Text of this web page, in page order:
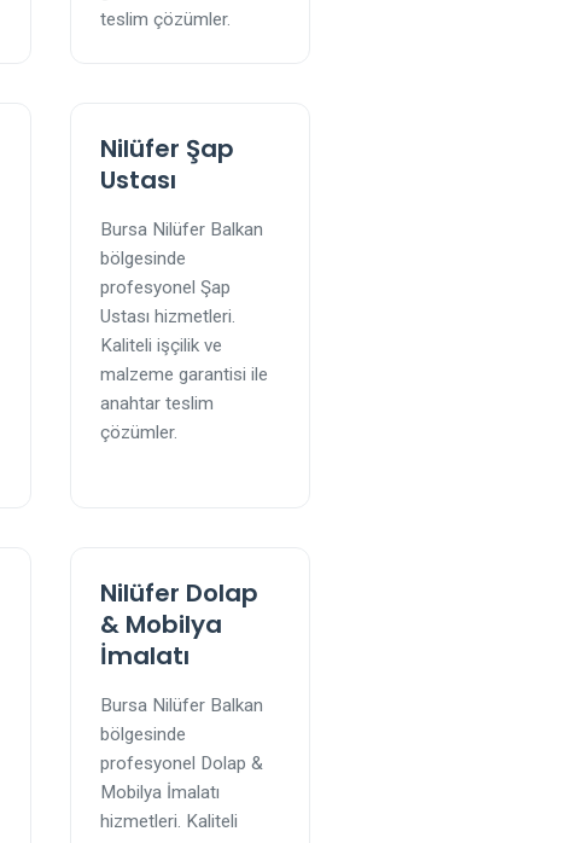
teslim çözümler.
Nilüfer Şap
Ustası
Bursa Nilüfer Balkan
bölgesinde
profesyonel Şap
Ustası hizmetleri.
Kaliteli işçilik ve
malzeme garantisi ile
anahtar teslim
çözümler.
Nilüfer Dolap
& Mobilya
İmalatı
Bursa Nilüfer Balkan
bölgesinde
profesyonel Dolap &
Mobilya İmalatı
hizmetleri. Kaliteli